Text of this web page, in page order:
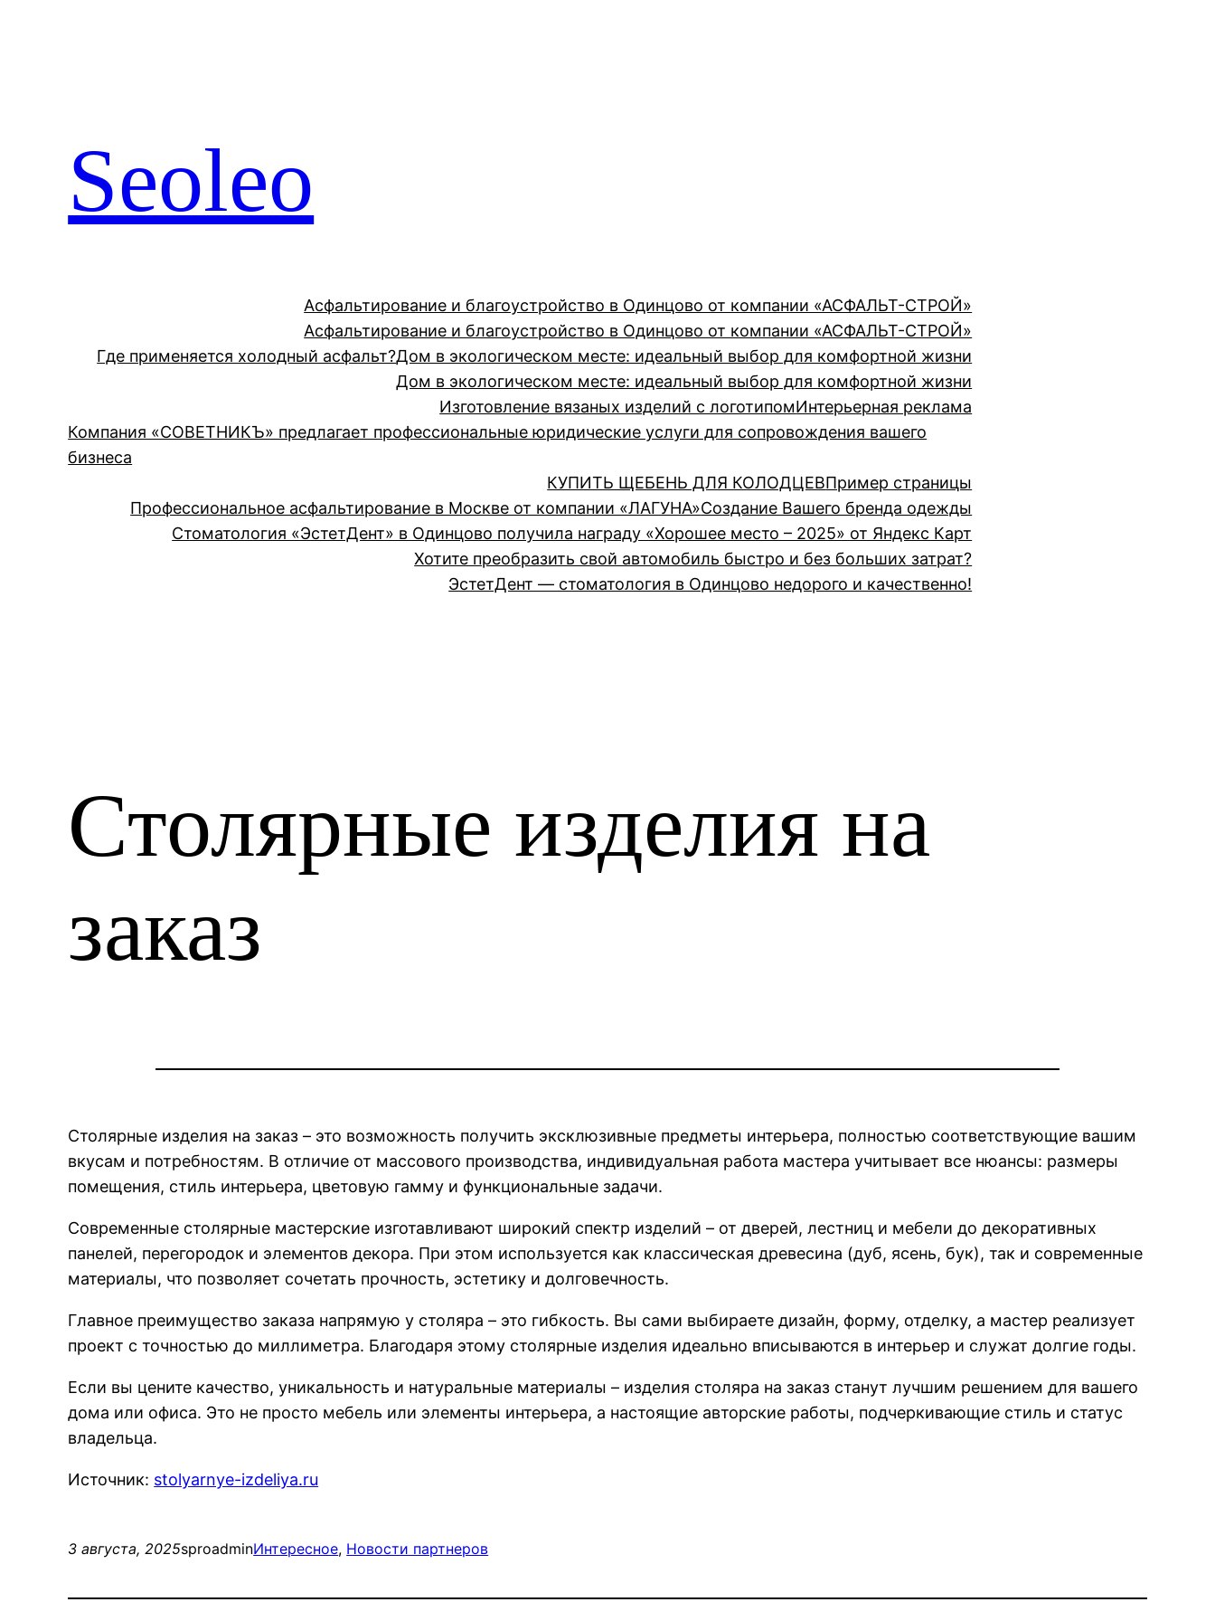
Seoleo
Асфальтирование и благоустройство в Одинцово от компании «АСФАЛЬТ-СТРОЙ»
Асфальтирование и благоустройство в Одинцово от компании «АСФАЛЬТ-СТРОЙ»
Где применяется холодный асфальт?Дом в экологическом месте: идеальный выбор для комфортной жизни
Дом в экологическом месте: идеальный выбор для комфортной жизни
Изготовление вязаных изделий с логотипомИнтерьерная реклама
Компания «СОВЕТНИКЪ» предлагает профессиональные юридические услуги для сопровождения вашего
бизнеса
КУПИТЬ ЩЕБЕНЬ ДЛЯ КОЛОДЦЕВПример страницы
Профессиональное асфальтирование в Москве от компании «ЛАГУНА»Создание Вашего бренда одежды
Стоматология «ЭстетДент» в Одинцово получила награду «Хорошее место – 2025» от Яндекс Карт
Хотите преобразить свой автомобиль быстро и без больших затрат?
ЭстетДент — стоматология в Одинцово недорого и качественно!
Столярные изделия на
заказ
Столярные изделия на заказ – это возможность получить эксклюзивные предметы интерьера, полностью соответствующие вашим
вкусам и потребностям. В отличие от массового производства, индивидуальная работа мастера учитывает все нюансы: размеры
помещения, стиль интерьера, цветовую гамму и функциональные задачи.
Современные столярные мастерские изготавливают широкий спектр изделий – от дверей, лестниц и мебели до декоративных
панелей, перегородок и элементов декора. При этом используется как классическая древесина (дуб, ясень, бук), так и современные
материалы, что позволяет сочетать прочность, эстетику и долговечность.
Главное преимущество заказа напрямую у столяра – это гибкость. Вы сами выбираете дизайн, форму, отделку, а мастер реализует
проект с точностью до миллиметра. Благодаря этому столярные изделия идеально вписываются в интерьер и служат долгие годы.
Если вы цените качество, уникальность и натуральные материалы – изделия столяра на заказ станут лучшим решением для вашего
дома или офиса. Это не просто мебель или элементы интерьера, а настоящие авторские работы, подчеркивающие стиль и статус
владельца.
Источник: stolyarnye-izdeliya.ru
3 августа, 2025sproadminИнтересное, Новости партнеров